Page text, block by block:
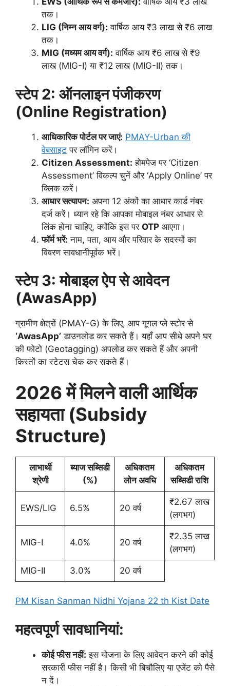
तक।
LIG (निम्न आय वर्ग): वार्षिक आय ₹3 लाख से ₹6 लाख
तक।
MIG (मध्यम आय वर्ग): वार्षिक आय ₹6 लाख से ₹9
लाख (MIG-I) या ₹12 लाख (MIG-II) तक।
स्टेप 2: ऑनलाइन पंजीकरण
(Online Registration)
आधिकारिक पोर्टल पर जाएं: PMAY-Urban की
वेबसाइट पर लॉगिन करें।
Citizen Assessment: होमपेज पर ‘Citizen
Assessment’ विकल्प चुनें और ‘Apply Online’ पर
क्लिक करें।
आधार सत्यापन: अपना 12 अंकों का आधार कार्ड नंबर
दर्ज करें। ध्यान रहे कि आपका मोबाइल नंबर आधार से
लिंक होना चाहिए, क्योंकि इस पर OTP आएगा।
फॉर्म भरें: नाम, पता, आय और परिवार के सदस्यों का
विवरण सावधानीपूर्वक भरें।
स्टेप 3: मोबाइल ऐप से आवेदन
(AwasApp)
​ग्रामीण क्षेत्रों (PMAY-G) के लिए, आप गूगल प्ले स्टोर से
‘AwasApp’ डाउनलोड कर सकते हैं। यहाँ आप सीधे अपने घर
की फोटो (Geotagging) अपलोड कर सकते हैं और अपनी
किस्तों का स्टेटस चेक कर सकते हैं।
2026 में मिलने वाली आर्थिक
सहायता (Subsidy
Structure)
लाभार्थी
श्रेणी
ब्याज सब्सिडी
(%)
अधिकतम
लोन अवधि
अधिकतम
सब्सिडी राशि
EWS/LIG 6.5% 20 वर्ष
₹2.67 लाख
(लगभग)
MIG-I 4.0% 20 वर्ष
₹2.35 लाख
(लगभग)
MIG-II 3.0% 20 वर्ष
PM Kisan Sanman Nidhi Yojana 22 th Kist Date
महत्वपूर्ण सावधानियां:
कोई फीस नहीं: इस योजना के लिए आवेदन करने की कोई
सरकारी फीस नहीं है। किसी भी बिचौलिए या एजेंट को पैसे
न दें।